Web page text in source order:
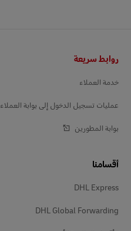
روابط سريعة
خدمة العملاء
عمليات تسجيل الدخول إلى بوابة العملاء
بوابة المطورين
أقسامنا
DHL Express
DHL Global Forwarding